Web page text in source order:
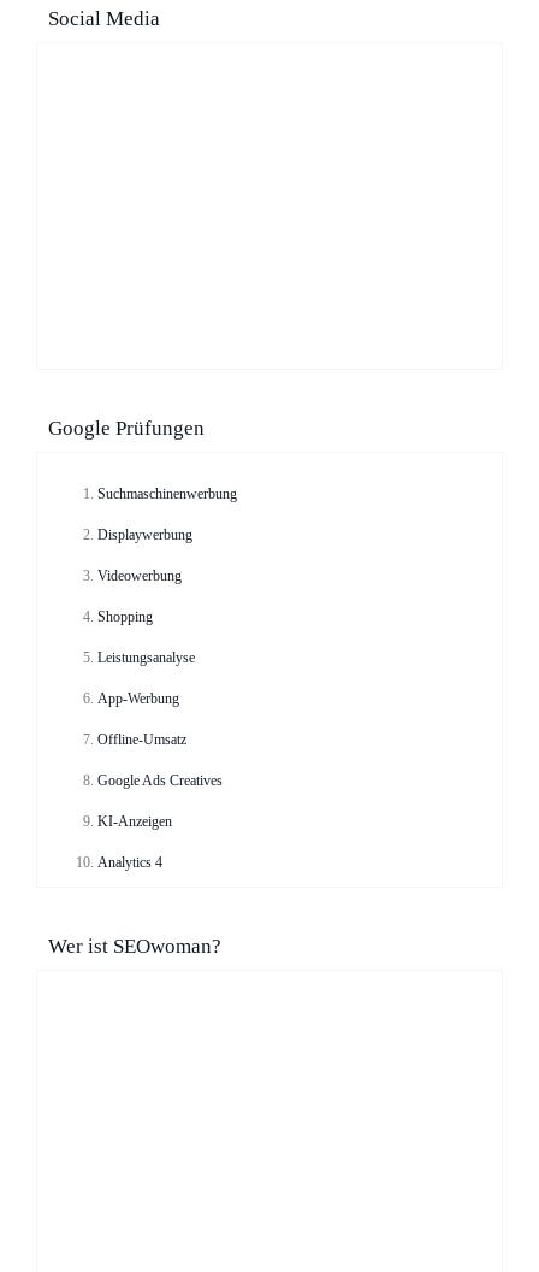
Social Media
Google Prüfungen
Suchmaschinenwerbung
Displaywerbung
Videowerbung
Shopping
Leistungsanalyse
App-Werbung
Offline-Umsatz
Google Ads Creatives
KI-Anzeigen
Analytics 4
Wer ist SEOwoman?